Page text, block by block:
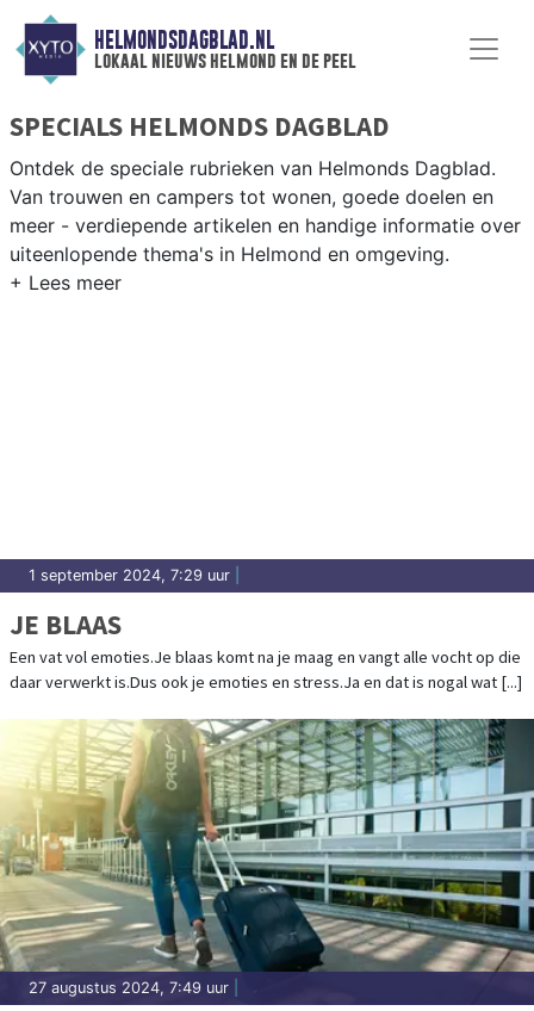
HELMONDSDAGBLAD.NL
lokaal nieuws helmond en de peel
SPECIALS HELMONDS DAGBLAD
Ontdek de speciale rubrieken van Helmonds Dagblad.
Van trouwen en campers tot wonen, goede doelen en
meer - verdiepende artikelen en handige informatie over
uiteenlopende thema's in Helmond en omgeving.
1 september 2024, 7:29 uur
JE BLAAS
Een vat vol emoties.Je blaas komt na je maag en vangt alle vocht op die
daar verwerkt is.Dus ook je emoties en stress.Ja en dat is nogal wat [...]
27 augustus 2024, 7:49 uur